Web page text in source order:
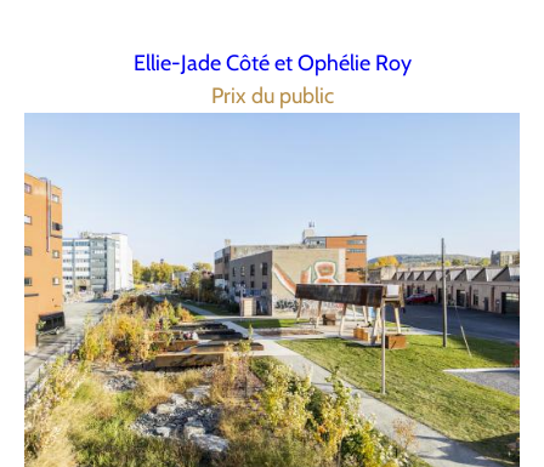
Ellie-Jade Côté et Ophélie Roy
Prix du public